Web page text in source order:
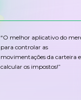
“O melhor aplicativo do
para controlar as
movimentações da carteira e
calcular os impostos!”